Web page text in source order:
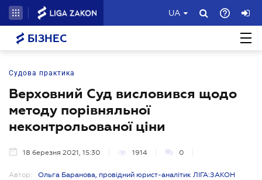
UA
БІЗНЕС
Судова практика
Верховний Суд висловився щодо
методу порівняльної
неконтрольованої ціни
18 березня 2021, 15:30 1914 0
Автор:
Ольга Баранова, провідний юрист-аналітик ЛІГА:ЗАКОН